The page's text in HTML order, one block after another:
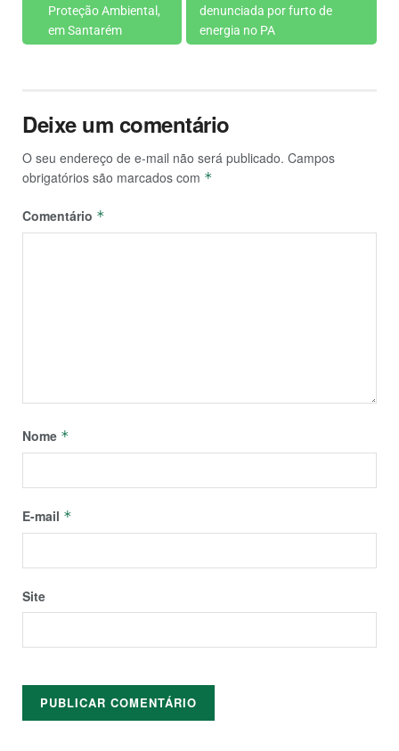
Proteção Ambiental,
em Santarém
denunciada por furto de
energia no PA
Deixe um comentário
O seu endereço de e-mail não será publicado. Campos
obrigatórios são marcados com *
Comentário *
Nome *
E-mail *
Site